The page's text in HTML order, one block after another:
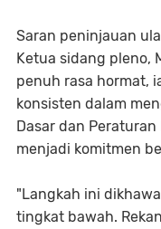
‎​Saran peninjauan
Ketua sidang pleno,
penuh rasa hormat,
konsisten dalam
Dasar dan Peraturan
menjadi komitmen
‎​"Langkah ini
tingkat bawah.